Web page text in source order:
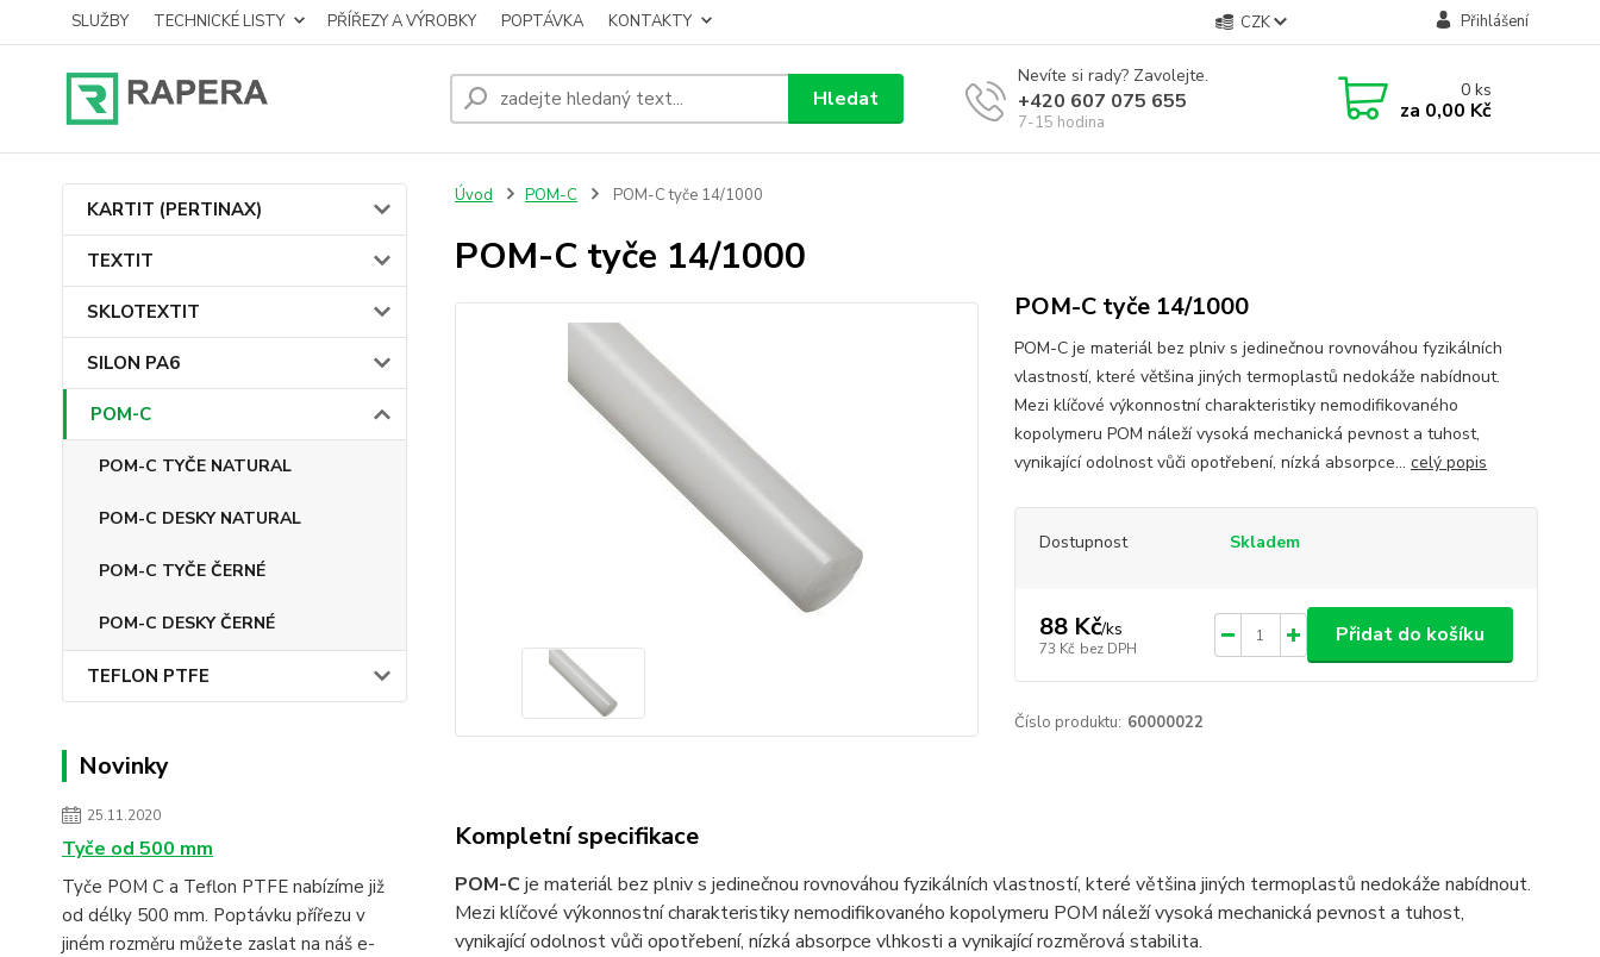
SLUŽBY TECHNICKÉ LISTY PŘÍŘEZY A VÝROBKY POPTÁVKA KONTAKTY CZK Přihlášení
Hledat
Nevíte si rady? Zavolejte.
+420 607 075 655
7-15 hodina
0ks
za 0,00 Kč
KARTIT (PERTINAX)
TEXTIT
SKLOTEXTIT
SILON PA6
POM-C
POM-C TYČE NATURAL
POM-C DESKY NATURAL
POM-C TYČE ČERNÉ
POM-C DESKY ČERNÉ
TEFLON PTFE
Novinky
25.11.2020
Tyče od 500 mm
Tyče POM C a Teflon PTFE nabízíme již
od délky 500 mm. Poptávku přířezu v
jiném rozměru můžete zaslat na náš e-
Úvod POM-C POM-C tyče 14/1000
POM-C tyče 14/1000
POM-C tyče 14/1000
POM-C je materiál bez plniv s jedinečnou rovnováhou fyzikálních
vlastností, které většina jiných termoplastů nedokáže nabídnout.
Mezi klíčové výkonnostní charakteristiky nemodifikovaného
kopolymeru POM náleží vysoká mechanická pevnost a tuhost,
vynikající odolnost vůči opotřebení, nízká absorpce... celý popis
Dostupnost Skladem
88 Kč/ks
73 Kč bez DPH
Přidat do košíku
Číslo produktu: 60000022
Kompletní specifikace
POM-C je materiál bez plniv s jedinečnou rovnováhou fyzikálních vlastností, které většina jiných termoplastů nedokáže nabídnout.
Mezi klíčové výkonnostní charakteristiky nemodifikovaného kopolymeru POM náleží vysoká mechanická pevnost a tuhost,
vynikající odolnost vůči opotřebení, nízká absorpce vlhkosti a vynikající rozměrová stabilita.